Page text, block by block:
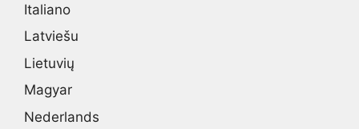
Italiano
Latviešu
Lietuvių
Magyar
Nederlands